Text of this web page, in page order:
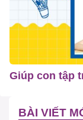
Giúp con tập
BÀI VIẾT